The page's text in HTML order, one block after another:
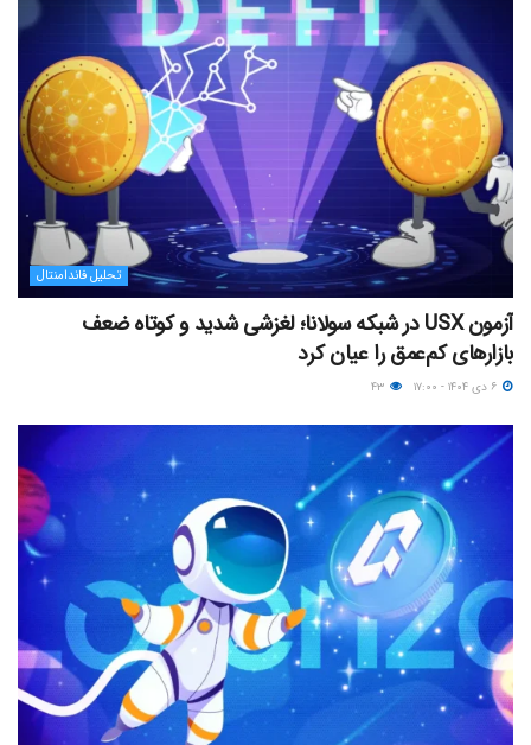
تحلیل فاندامنتال
آزمون USX در شبکه سولانا؛ لغزشی شدید و کوتاه ضعف
بازارهای کم‌عمق را عیان کرد